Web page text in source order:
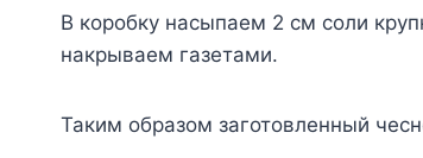
В коробку насыпаем 2 см соли
накрываем газетами.
Таким образом заготовленный